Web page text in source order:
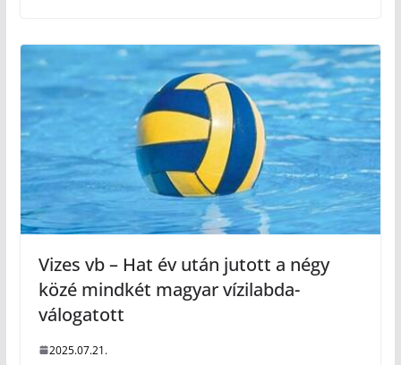
Vizes vb – Hat év után jutott a négy
közé mindkét magyar vízilabda-
válogatott
2025.07.21.